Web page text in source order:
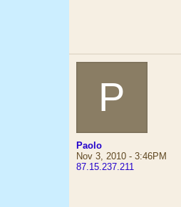
P
Paolo
Nov 3, 2010 - 3:46PM
87.15.237.211